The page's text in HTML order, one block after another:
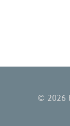
© 2026